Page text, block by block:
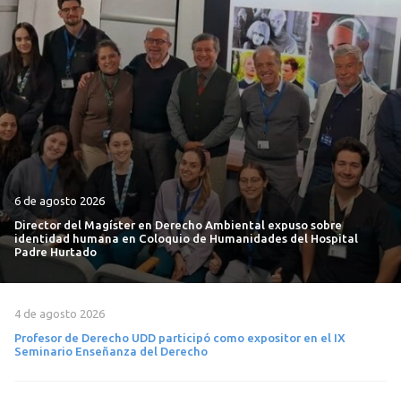
6 de agosto 2026
Director del Magíster en Derecho Ambiental expuso sobre
identidad humana en Coloquio de Humanidades del Hospital
Padre Hurtado
4 de agosto 2026
Profesor de Derecho UDD participó como expositor en el IX
Seminario Enseñanza del Derecho